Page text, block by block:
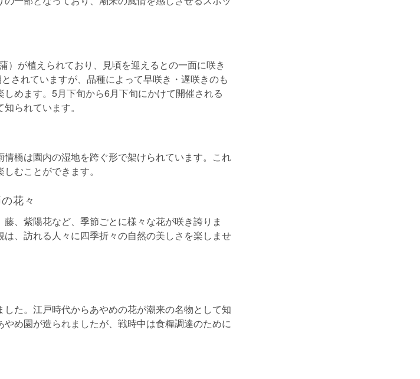
）が植えられており、見頃を迎えるとの一面に咲き
されていますが、品種によって早咲き・遅咲きのも
めます。5月下旬から6月下旬にかけて開催される
られています。
橋は園内の湿地を跨ぐ形で架けられています。これ
むことができます。
花々
、紫陽花など、季節ごとに様々な花が咲き誇りま
、訪れる人々に四季折々の自然の美しさを楽しませ
た。江戸時代からあやめの花が潮来の名物として知
め園が造られましたが、戦時中は食糧調達のために